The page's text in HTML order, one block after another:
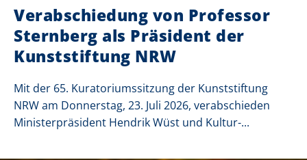
Verabschiedung von Professor
Sternberg als Präsident der
Kunststiftung NRW
Mit der 65. Kuratoriumssitzung der Kunststiftung
NRW am Donnerstag, 23. Juli 2026, verabschieden
Ministerpräsident Hendrik Wüst und Kultur-...